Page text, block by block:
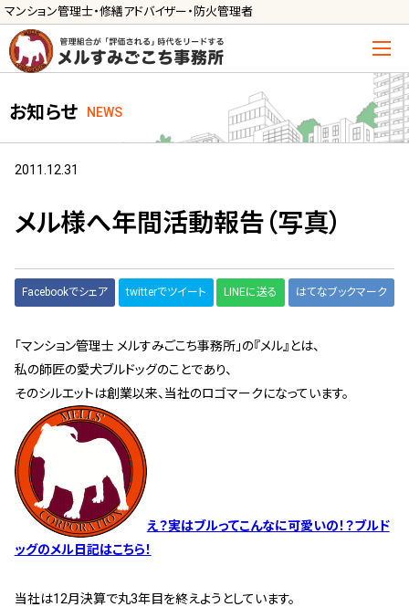
マンション管理士・修繕アドバイザー・防火管理者
お知らせ NEWS
2011.12.31
メル様へ年間活動報告（写真）
Facebookでシェア twitterでツイート LINEに送る はてなブックマーク
「マンション管理士 メルすみごこち事務所」の『メル』とは、
私の師匠の愛犬ブルドッグのことであり、
そのシルエットは創業以来、当社のロゴマークになっています。
え？実はブルってこんなに可愛いの！？ブルド
ッグのメル日記はこちら！
当社は12月決算で丸3年目を終えようとしています。
管理士の活用方法
ご利用の流れ »
管理組合運営
メルのプロ理事長 »
新人管理士顧問サービス
管理契約見直しドクター »
管理費カイゼン隊 »
建物・設備維持
長期修繕カウンセリングサービス »